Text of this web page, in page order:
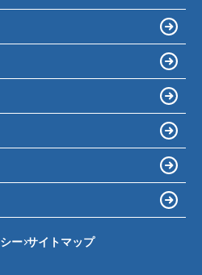
ー サイトマップ